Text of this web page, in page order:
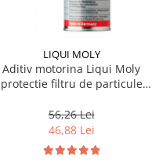
LIQUI MOLY
Aditiv motorina Liqui Moly
protectie filtru de particule
56,26 Lei
46,88 Lei